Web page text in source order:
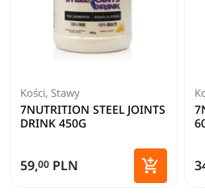
Kości, Stawy
7NUTRITION STEEL JOINTS
DRINK 450G
59,00 PLN 
Dodaj do